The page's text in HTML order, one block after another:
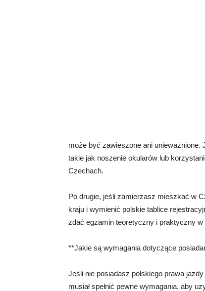
może być zawieszone ani unieważnione.
takie jak noszenie okularów lub
Czechach.
Po drugie, jeśli zamierzasz mieszkać w
kraju i wymienić polskie tablice
zdać egzamin teoretyczny i praktyczny
**Jakie są wymagania dotyczące
Jeśli nie posiadasz polskiego prawa
musiał spełnić pewne wymagania, aby